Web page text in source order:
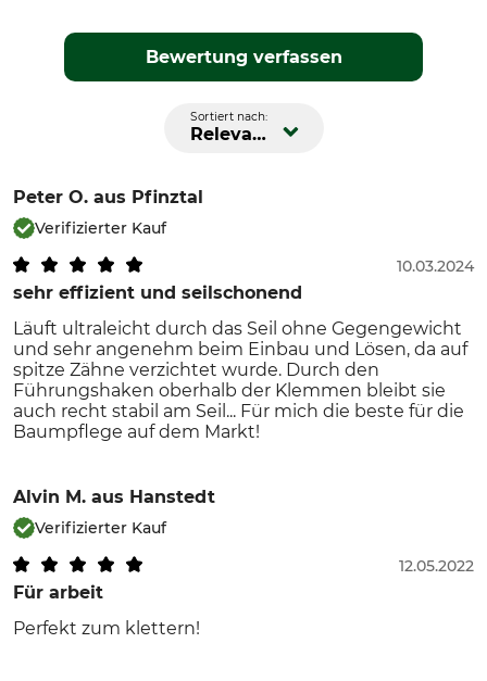
Bewertung verfassen
Sortiert nach:
Relevanz
Peter O. aus Pfinztal
Verifizierter Kauf
sehr effizient und seilschonend
10.03.2024
Läuft ultraleicht durch das Seil ohne Gegengewicht
und sehr angenehm beim Einbau und Lösen, da auf
spitze Zähne verzichtet wurde. Durch den
Führungshaken oberhalb der Klemmen bleibt sie
auch recht stabil am Seil... Für mich die beste für die
Baumpflege auf dem Markt!
Alvin M. aus Hanstedt
Verifizierter Kauf
Für arbeit
12.05.2022
Perfekt zum klettern!